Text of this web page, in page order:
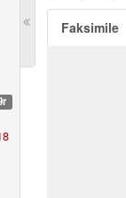
Faksimile